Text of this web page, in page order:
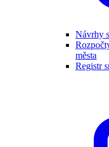
Návrhy
města
Registr